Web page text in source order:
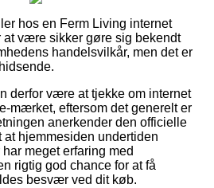
hos en Ferm Living internet
at være sikker gøre sig bekendt
handelsvilkår, men det er
derfor være at tjekke om internet
mærket, eftersom det generelt er
anerkender den officielle
hjemmesiden undertiden
meget erfaring med
rigtig god chance for at få
besvær ved dit køb.